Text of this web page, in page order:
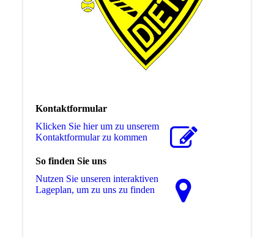
Kontaktformular
Klicken Sie hier um zu unserem
Kon­takt­for­mu­lar zu kommen
So finden Sie uns
Nutzen Sie unseren interaktiven
La­ge­plan, um zu uns zu finden